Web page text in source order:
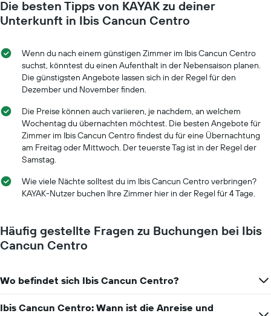
Zimmerpreis
anzeigt.
näher
das
Das
Diagramm
hat
Achse,
die
die
Anzahl
der
vor
dem
Das
Diagramm
hat
Achse,
die
den
Die besten Tipps von KAYAK zu deiner
Unterkunft in Ibis Cancun Centro
Wenn du nach einem günstigen Zimmer im Ibis Cancun Centro
suchst, könntest du einen Aufenthalt in der Nebensaison planen.
Die günstigsten Angebote lassen sich in der Regel für den
Dezember und November finden.
Die Preise können auch variieren, je nachdem, an welchem
Wochentag du übernachten möchtest. Die besten Angebote für
Zimmer im Ibis Cancun Centro findest du für eine Übernachtung
am Freitag oder Mittwoch. Der teuerste Tag ist in der Regel der
Samstag.
Wie viele Nächte solltest du im Ibis Cancun Centro verbringen?
KAYAK-Nutzer buchen Ihre Zimmer hier in der Regel für 4 Tage.
Häufig gestellte Fragen zu Buchungen bei Ibis
Cancun Centro
Wo befindet sich Ibis Cancun Centro?
Ibis Cancun Centro: Wann ist die Anreise und